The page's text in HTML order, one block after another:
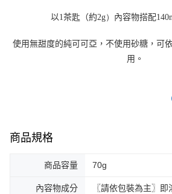
３．未成年的使用者請事先徵得法定代理人或監
４．使用「AFTEE先享後付」時，將依據個別帳
時審查核予不同之上限額度；若仍有額度不足之
以1茶匙（約2g） 內容物搭配
使用無甜度的純可可亞， 不使用砂糖， 可
用。
商品規格
商品容量 70g
內容物成分 〖請依包裝為主〗